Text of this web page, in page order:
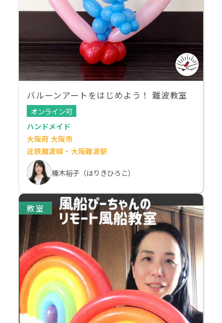
バルーンアートをはじめよう！ 難波教室
オンライン可
ハンドメイド
大阪府 大阪市
近鉄難波線・大阪難波駅
榛木裕子（はりきひろこ）
教室